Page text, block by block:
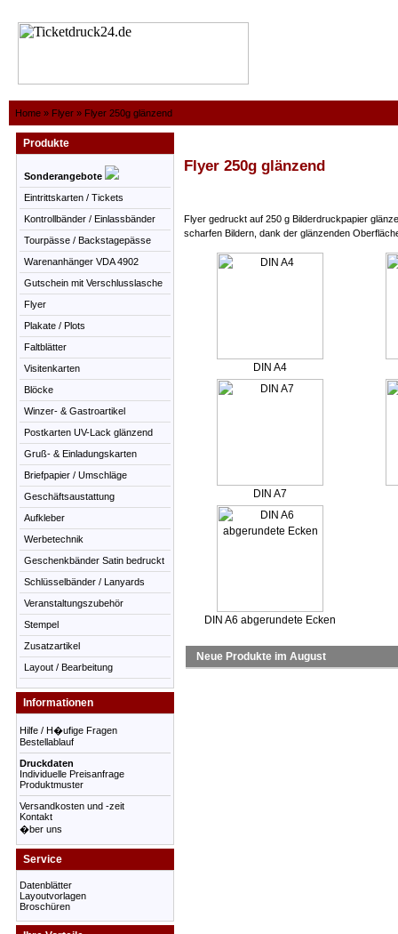
Home » Flyer » Flyer 250g glänzend
Produkte
Sonderangebote
Eintrittskarten / Tickets
Kontrollbänder / Einlassbänder
Tourpässe / Backstagepässe
Warenanhänger VDA 4902
Gutschein mit Verschlusslasche
Flyer
Plakate / Plots
Faltblätter
Visitenkarten
Blöcke
Winzer- & Gastroartikel
Postkarten UV-Lack glänzend
Gruß- & Einladungskarten
Briefpapier / Umschläge
Geschäftsaustattung
Aufkleber
Werbetechnik
Geschenkbänder Satin bedruckt
Schlüsselbänder / Lanyards
Veranstaltungszubehör
Stempel
Zusatzartikel
Layout / Bearbeitung
Informationen
Hilfe / H�ufige Fragen
Bestellablauf
Druckdaten
Individuelle Preisanfrage
Produktmuster
Versandkosten und -zeit
Kontakt
�ber uns
Service
Datenblätter
Layoutvorlagen
Broschüren
Flyer 250g glänzend
Flyer gedruckt auf 250 g Bilderdruckpapier
scharfen Bildern, dank der glänzenden
DIN A4
DIN A7
DIN A6 abgerundete Ecken
Neue Produkte im August